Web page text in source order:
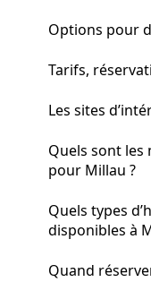
Options pour
Tarifs,
Les sites
Quels sont les
pour Millau ?
Quels types
disponibles à
Quand